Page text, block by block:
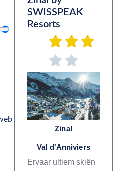
SWISSPEAK
Resorts
Zinal
Val d'Anniviers
Ervaar ultiem skiën